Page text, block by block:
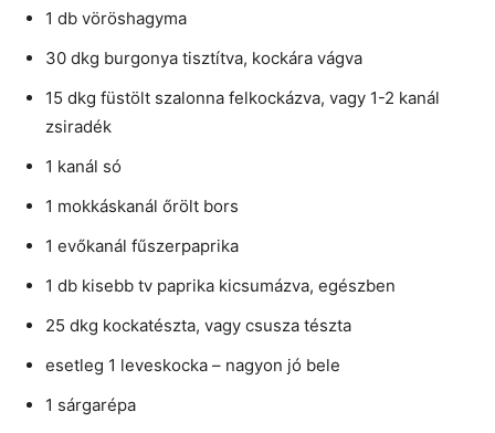
1 db vöröshagyma
30 dkg burgonya tisztítva, kockára vágva
15 dkg füstölt szalonna felkockázva, vagy 1-2 kanál
zsiradék
1 kanál só
1 mokkáskanál őrölt bors
1 evőkanál fűszerpaprika
1 db kisebb tv paprika kicsumázva, egészben
25 dkg kockatészta, vagy csusza tészta
esetleg 1 leveskocka – nagyon jó bele
1 sárgarépa